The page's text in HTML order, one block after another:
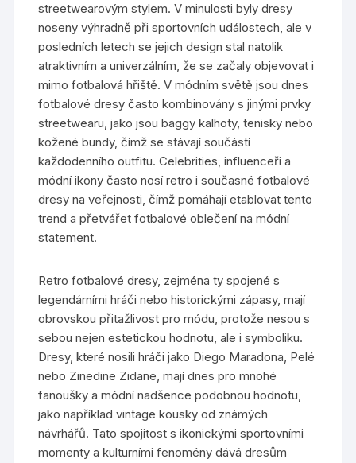
streetwearovým stylem. V minulosti byly dresy
noseny výhradně při sportovních událostech, ale v
posledních letech se jejich design stal natolik
atraktivním a univerzálním, že se začaly objevovat i
mimo fotbalová hřiště. V módním světě jsou dnes
fotbalové dresy často kombinovány s jinými prvky
streetwearu, jako jsou baggy kalhoty, tenisky nebo
kožené bundy, čímž se stávají součástí
každodenního outfitu. Celebrities, influenceři a
módní ikony často nosí retro i současné fotbalové
dresy na veřejnosti, čímž pomáhají etablovat tento
trend a přetvářet fotbalové oblečení na módní
statement.
Retro fotbalové dresy, zejména ty spojené s
legendárními hráči nebo historickými zápasy, mají
obrovskou přitažlivost pro módu, protože nesou s
sebou nejen estetickou hodnotu, ale i symboliku.
Dresy, které nosili hráči jako Diego Maradona, Pelé
nebo Zinedine Zidane, mají dnes pro mnohé
fanoušky a módní nadšence podobnou hodnotu,
jako například vintage kousky od známých
návrhářů. Tato spojitost s ikonickými sportovními
momenty a kulturními fenomény dává dresům